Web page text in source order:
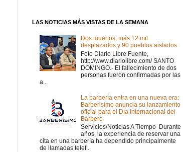
LAS NOTICIAS MÁS VISTAS DE LA SEMANA
Dos muertos, más 12 mil
desplazados y 90 pueblos aislados
Foto Diario Libre Fuente,
http://www.diariolibre.com/ SANTO
DOMINGO.- El fallecimiento de dos
personas fueron confirmadas por las
a...
La barbería entra en una nueva era:
Barberisimo anuncia su lanzamiento
oficial para el Día Internacional del
Barbero
Servicios/Noticias A Tiempo Durante
años, la experiencia de reservar una
cita en una barbería ha dependido principalmente
de llamadas telef...